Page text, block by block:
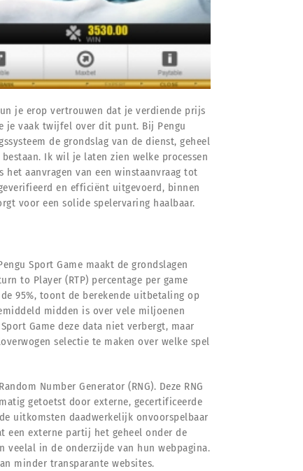
je erop vertrouwen dat je verdiende prijs
je vaak twijfel over dit punt. Bij Pengu
de grondslag van de dienst, geheel
Ik wil je laten zien welke processen
aanvragen van een winstaanvraag tot
en efficiënt uitgevoerd, binnen
voor een solide spelervaring haalbaar.
Sport Game maakt de grondslagen
to Player (RTP) percentage per game
95%, toont de berekende uitbetaling op
midden is over vele miljoenen
Game deze data niet verbergt, maar
selectie te maken over welke spel
Number Generator (RNG). Deze RNG
getoetst door externe, gecertificeerde
uitkomsten daadwerkelijk onvoorspelbaar
een externe partij het geheel onder de
veelal in de onderzijde van hun webpagina.
minder transparante websites.